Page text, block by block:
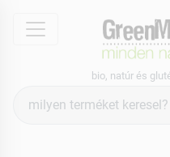
menu
bio, natúr és
keresés